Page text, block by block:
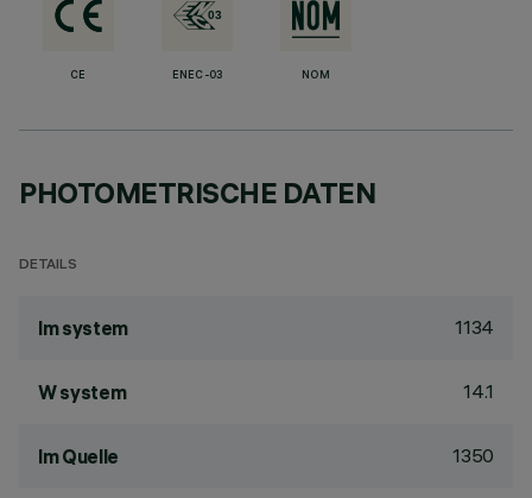
CE ENEC-03 NOM
PHOTOMETRISCHE DATEN
DETAILS
lm system 1134
W system 14.1
lm Quelle 1350